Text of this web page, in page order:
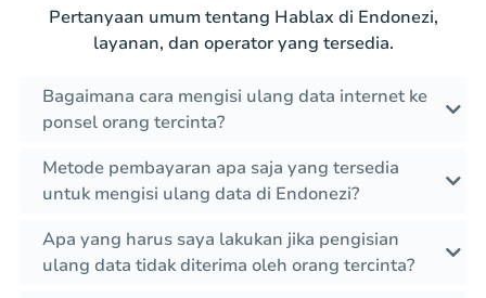
Pertanyaan umum tentang Hablax di Endonezi,
layanan, dan operator yang tersedia.
Bagaimana cara mengisi ulang data internet ke
ponsel orang tercinta?
Metode pembayaran apa saja yang tersedia
untuk mengisi ulang data di Endonezi?
Apa yang harus saya lakukan jika pengisian
ulang data tidak diterima oleh orang tercinta?